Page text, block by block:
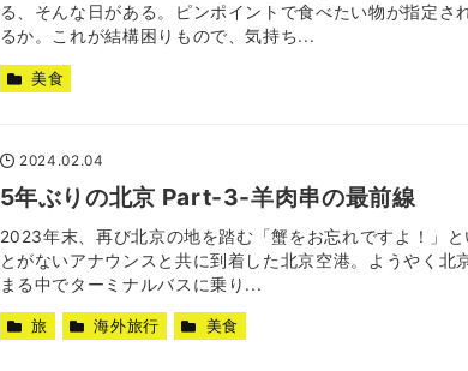
る、そんな日がある。ピンポイントで食べたい物が指定さ
るか。これが結構困りもので、気持ち...
美食
2024.02.04
5年ぶりの北京 Part-3-羊肉串の最前線
2023年末、再び北京の地を踏む「蟹をお忘れですよ！」
とがないアナウンスと共に到着した北京空港。ようやく北
まる中でターミナルバスに乗り...
旅 海外旅行 美食